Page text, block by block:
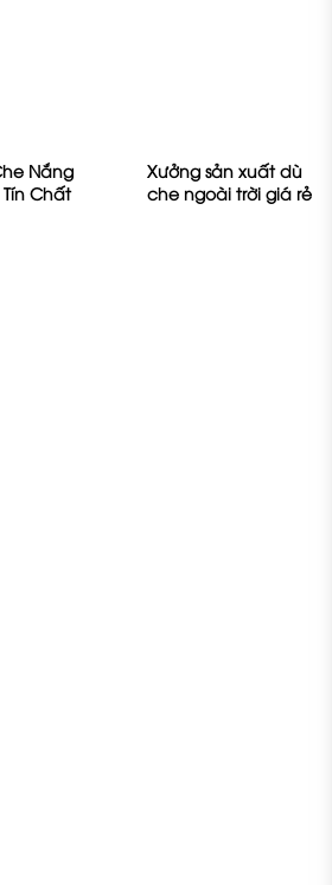
Nắng
Tín Chất
Xưởng sản xuất dù
che ngoài trời giá rẻ